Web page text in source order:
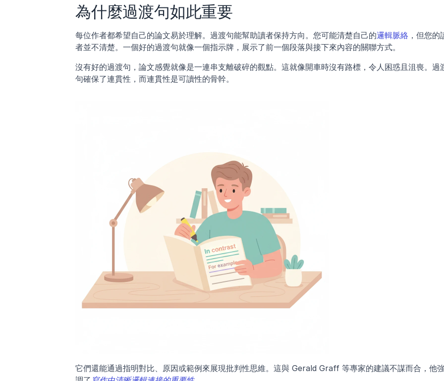
為什麼過渡句如此重要
每位作者都希望自己的論文易於理解。過渡句能幫助讀者保持方向。您可能清楚自己的邏輯脈絡 ，但您的
者並不清楚。一個好的過渡句就像一個指示牌，展示了前一個段落與接下來內容的關聯方式。
沒有好的過渡句，論文感覺就像是一連串支離破碎的觀點。這就像開車時沒有路標，令人困惑且沮喪。過
句確保了連貫性，而連貫性是可讀性的骨幹。
它們還能通過指明對比、原因或範例來展現批判性思維。這與 Gerald Graff 等專家的建議不謀而合，他